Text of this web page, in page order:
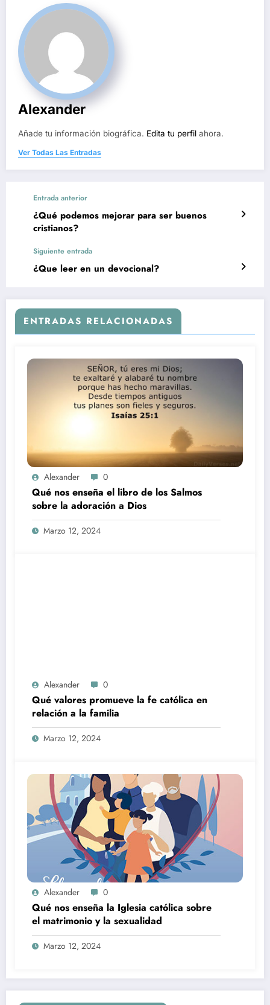
Alexander
Añade tu información biográfica. Edita tu perfil ahora.
Ver Todas Las Entradas
Entrada anterior
¿Qué podemos mejorar para ser buenos
cristianos?
Siguiente entrada
¿Que leer en un devocional?
ENTRADAS RELACIONADAS
Alexander 0
Qué nos enseña el libro de los Salmos
sobre la adoración a Dios
Marzo 12, 2024
Alexander 0
Qué valores promueve la fe católica en
relación a la familia
Marzo 12, 2024
Alexander 0
Qué nos enseña la Iglesia católica sobre
el matrimonio y la sexualidad
Marzo 12, 2024